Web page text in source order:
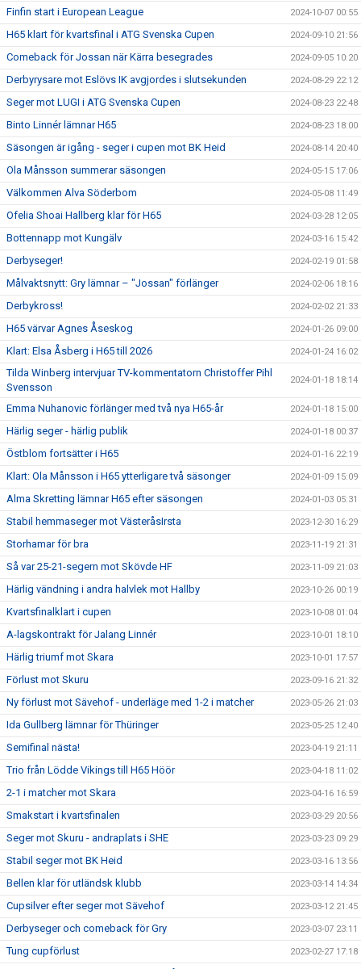
Finfin start i European League 2024-10-07 00:55
H65 klart för kvartsfinal i ATG Svenska Cupen 2024-09-10 21:56
Comeback för Jossan när Kärra besegrades 2024-09-05 10:20
Derbyrysare mot Eslövs IK avgjordes i slutsekunden 2024-08-29 22:12
Seger mot LUGI i ATG Svenska Cupen 2024-08-23 22:48
Binto Linnér lämnar H65 2024-08-23 18:00
Säsongen är igång - seger i cupen mot BK Heid 2024-08-14 20:40
Ola Månsson summerar säsongen 2024-05-15 17:06
Välkommen Alva Söderbom 2024-05-08 11:49
Ofelia Shoai Hallberg klar för H65 2024-03-28 12:05
Bottennapp mot Kungälv 2024-03-16 15:42
Derbyseger! 2024-02-19 01:58
Målvaktsnytt: Gry lämnar – "Jossan" förlänger 2024-02-06 18:16
Derbykross! 2024-02-02 21:33
H65 värvar Agnes Åseskog 2024-01-26 09:00
Klart: Elsa Åsberg i H65 till 2026 2024-01-24 16:02
Tilda Winberg intervjuar TV-kommentatorn Christoffer Pihl
Svensson
2024-01-18 18:14
Emma Nuhanovic förlänger med två nya H65-år 2024-01-18 15:00
Härlig seger - härlig publik 2024-01-18 00:37
Östblom fortsätter i H65 2024-01-16 22:19
Klart: Ola Månsson i H65 ytterligare två säsonger 2024-01-09 15:09
Alma Skretting lämnar H65 efter säsongen 2024-01-03 05:31
Stabil hemmaseger mot VästeråsIrsta 2023-12-30 16:29
Storhamar för bra 2023-11-19 21:31
Så var 25-21-segern mot Skövde HF 2023-11-09 21:03
Härlig vändning i andra halvlek mot Hallby 2023-10-26 00:19
Kvartsfinalklart i cupen 2023-10-08 01:04
A-lagskontrakt för Jalang Linnér 2023-10-01 18:10
Härlig triumf mot Skara 2023-10-01 17:57
Förlust mot Skuru 2023-09-16 21:32
Ny förlust mot Sävehof - underläge med 1-2 i matcher 2023-05-26 21:03
Ida Gullberg lämnar för Thüringer 2023-05-25 12:40
Semifinal nästa! 2023-04-19 21:11
Trio från Lödde Vikings till H65 Höör 2023-04-18 11:02
2-1 i matcher mot Skara 2023-04-16 16:59
Smakstart i kvartsfinalen 2023-03-29 20:56
Seger mot Skuru - andraplats i SHE 2023-03-23 09:29
Stabil seger mot BK Heid 2023-03-16 13:56
Bellen klar för utländsk klubb 2023-03-14 14:34
Cupsilver efter seger mot Sävehof 2023-03-12 21:45
Derbyseger och comeback för Gry 2023-03-07 23:11
Tung cupförlust 2023-02-27 17:18